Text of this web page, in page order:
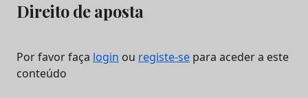
Direito de aposta
Por favor faça login ou registe-se para aceder a este
conteúdo